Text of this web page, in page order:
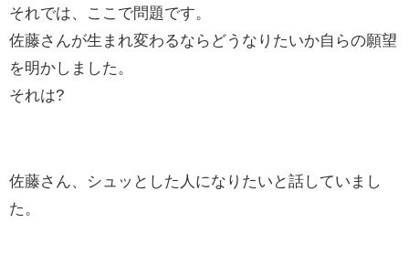
それでは、ここで問題です。
佐藤さんが生まれ変わるならどうなりたいか自らの願望
を明かしました。
それは?
佐藤さん、シュッとした人になりたいと話していまし
た。